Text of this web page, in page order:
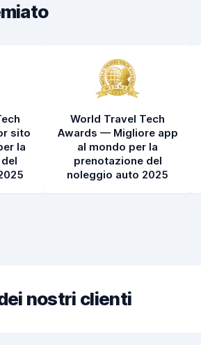
sito
la
World Travel Tech
Awards — Migliore app
al mondo per la
prenotazione del
noleggio auto 2025
nostri clienti